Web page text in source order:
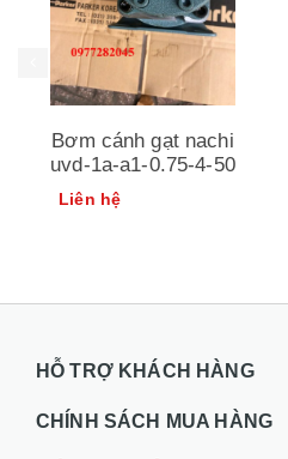
Bơm cánh gạt nachi
uvd-1a-a1-0.75-4-50
Liên hệ
HỖ TRỢ KHÁCH HÀNG
CHÍNH SÁCH MUA HÀNG